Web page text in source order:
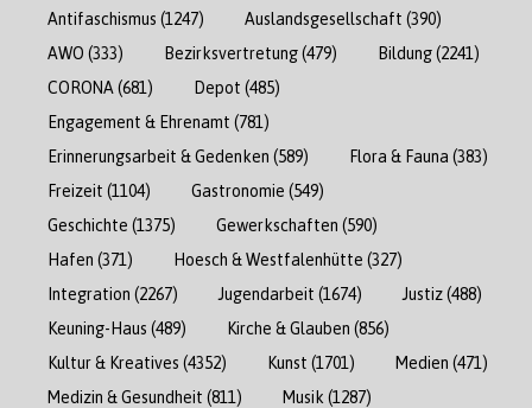
Antifaschismus (1247) Auslandsgesellschaft (390)
AWO (333) Bezirksvertretung(479) Bildung(2241)
CORONA (681) Depot (485)
Engagement & Ehrenamt (781)
Erinnerungsarbeit & Gedenken (589) Flora & Fauna (383)
Freizeit (1104) Gastronomie (549)
Geschichte (1375) Gewerkschaften (590)
Hafen (371) Hoesch & Westfalenhütte (327)
Integration (2267) Jugendarbeit (1674) Justiz(488)
Keuning-Haus (489) Kirche & Glauben (856)
Kultur & Kreatives (4352) Kunst (1701) Medien (471)
Medizin & Gesundheit (811) Musik (1287)